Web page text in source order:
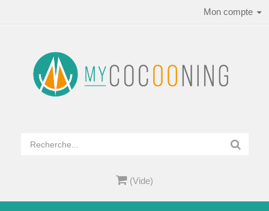
Mon compte
(Vide)